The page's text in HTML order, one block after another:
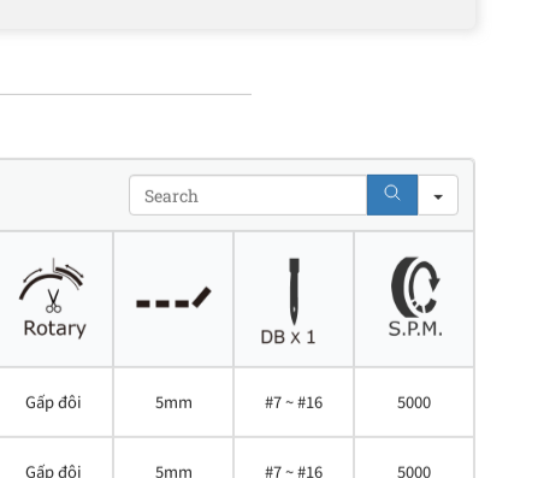
Search
Gấp đôi 5mm #7 ~ #16 5000
Gấp đôi 5mm #7 ~ #16 5000